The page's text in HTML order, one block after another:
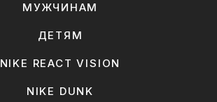
МУЖЧИНАМ
ДЕТЯМ
NIKE REACT VISION
NIKE DUNK